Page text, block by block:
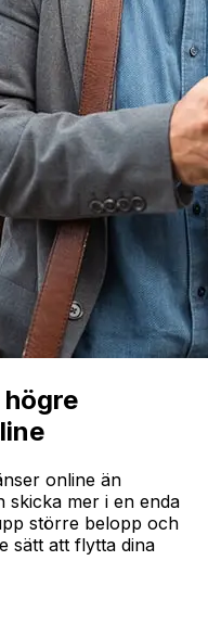
online än
skicka mer i en enda
större belopp och
sätt att flytta dina